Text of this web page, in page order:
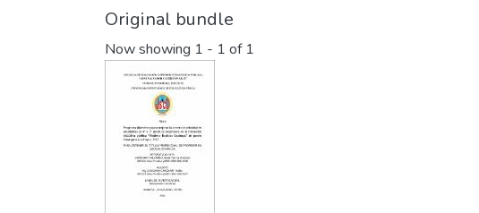
Original bundle
Now showing 1 - 1 of 1